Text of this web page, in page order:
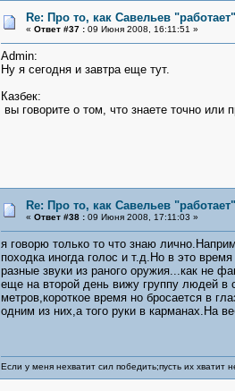
Re: Про то, как Савельев
« Ответ #37 :09 Июня 2008, 16:11:51 »
Admin:
Ну я сегодня и завтра еще тут.
Казбек:
вы говорите о том, что знаете точно или
Re: Про то, как Савельев
« Ответ #38 :09 Июня 2008, 17:11:03 »
я говорю только то что знаю
походка иногда голос и т.д.Но в это
разные звуки из раного оружия...как не
еще на второй день вижу группу людей в
метров,короткое время но бросается в
одним из них,а того руки в карманах.На
Если у меня нехватит сил победить;пусть их хватит